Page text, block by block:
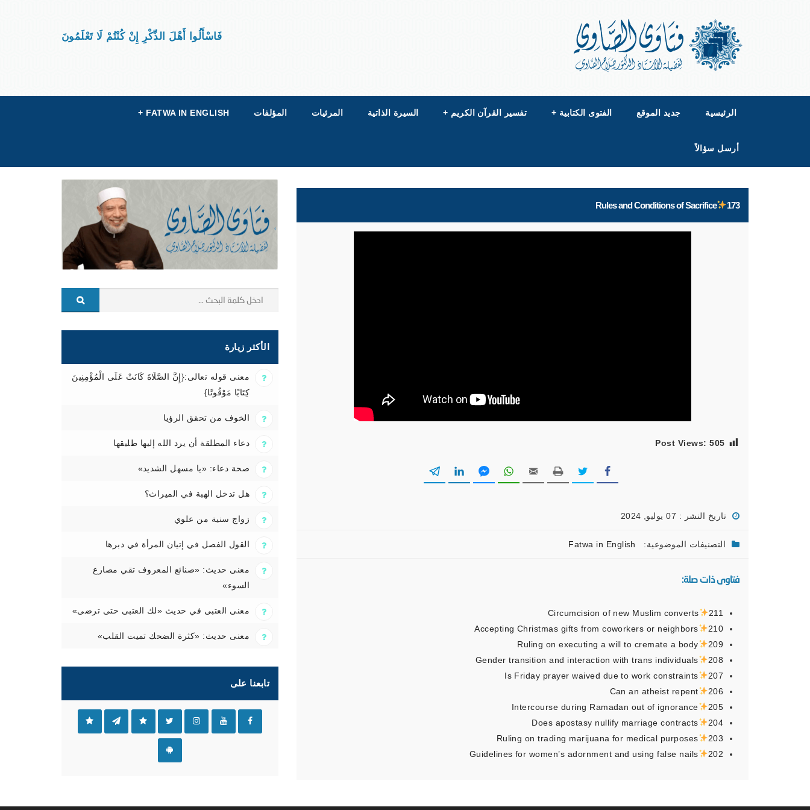
فَاسْأَلُوا أَهْلَ الذِّكْرِ إِنْ كُنْتُمْ لَا تَعْلَمُونَ
الرئيسية جديد الموقع الفتوى الكتابية + تفسير القرآن الكريم + السيرة الذاتية المرئيات المؤلفات FATWA IN ENGLISH
+
أرسل سؤالاً
173
Rules and Conditions of Sacrifice
Post Views: 505
تاريخ النشر : 07 يوليو, 2024
التصنيفات الموضوعية: Fatwa in English
فتاوى ذات صلة:
211
Circumcision of new Muslim converts
210
Accepting Christmas gifts from coworkers or neighbors
209
Ruling on executing a will to cremate a body
208
Gender transition and interaction with trans individuals
207
Is Friday prayer waived due to work constraints
206
Can an atheist repent
205
Intercourse during Ramadan out of ignorance
204
Does apostasy nullify marriage contracts
203
Ruling on trading marijuana for medical purposes
202
Guidelines for women’s adornment and using false nails
الأكثر زيارة
معنى قوله تعالى:{إِنَّ الصَّلَاةَ كَانَتْ عَلَى الْمُؤْمِنِينَ
كِتَابًا مَوْقُوتًا}
الخوف من تحقق الرؤيا
دعاء المطلقة أن يرد الله إليها طليقها
صحة دعاء: «يا مسهل الشديد»
هل تدخل الهبة في الميراث؟
زواج سنية من علوي
القول الفصل في إتيان المرأة في دبرها
معنى حديث: «صنائع المعروف تقي مصارع
السوء»
معنى العتبى في حديث «لك العتبى حتى ترضى»
معنى حديث: «كثرة الضحك تميت القلب»
تابعنا على